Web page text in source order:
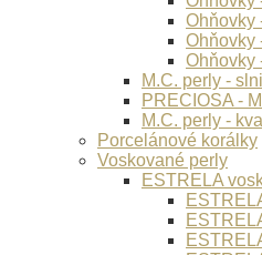
Ohňovky
Ohňovky
Ohňovky
M.C. perly -
PRECIOSA -
M.C. perly -
Porcelánové korálky
Voskované perly
ESTRELA